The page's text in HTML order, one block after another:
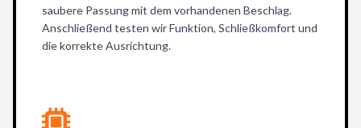
saubere Passung mit dem vorhandenen Beschlag.
Anschließend testen wir Funktion, Schließkomfort und
die korrekte Ausrichtung.